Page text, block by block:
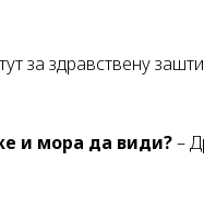
за здравствену
и мора да види?–